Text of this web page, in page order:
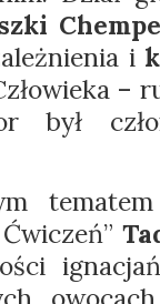
i
–
był
tematem